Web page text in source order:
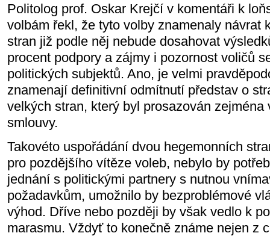
Politolog prof. Oskar Krejčí v komentáři k
volbám řekl, že tyto volby znamenaly návrat
stran již podle něj nebude dosahovat
procent podpory a zájmy i pozornost voličů
politických subjektů. Ano, je velmi
znamenají definitivní odmítnutí představ o
velkých stran, který byl prosazován zejména
smlouvy.
Takovéto uspořádání dvou hegemonních
pro pozdějšího vítěze voleb, nebylo by
jednání s politickými partnery s nutnou
požadavkům, umožnilo by bezproblémové
výhod. Dříve nebo později by však vedlo k
marasmu. Vždyť to konečně známe nejen z